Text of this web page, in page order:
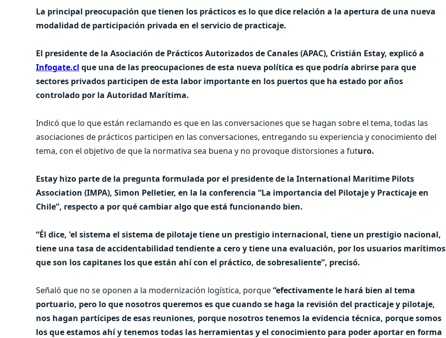
La principal preocupación que tienen los prácticos es lo que dice relación a la apertura de una nueva
modalidad de participación privada en el servicio de practicaje.
El presidente de la Asociación de Prácticos Autorizados de Canales (APAC), Cristián Estay, explicó a
Infogate.cl que una de las preocupaciones de esta nueva política es que podría abrirse para que
sectores privados participen de esta labor importante en los puertos que ha estado por años
controlado por la Autoridad Marítima.
Indicó que lo que están reclamando es que en las conversaciones que se hagan sobre el tema, todas las
asociaciones de prácticos participen en las conversaciones, entregando su experiencia y conocimiento del
tema, con el objetivo de que la normativa sea buena y no provoque distorsiones a futuro.
Estay hizo parte de la pregunta formulada por el presidente de la International Maritime Pilots
Association (IMPA), Simon Pelletier, en la la conferencia “La importancia del Pilotaje y Practicaje en
Chile”, respecto a por qué cambiar algo que está funcionando bien.
“Él dice, 'el sistema el sistema de pilotaje tiene un prestigio internacional, tiene un prestigio nacional,
tiene una tasa de accidentabilidad tendiente a cero y tiene una evaluación, por los usuarios marítimos
que son los capitanes los que están ahí con el práctico, de sobresaliente”, precisó.
Señaló que no se oponen a la modernización logística, porque“efectivamente le hará bien al tema
portuario, pero lo que nosotros queremos es que cuando se haga la revisión del practicaje y pilotaje,
nos hagan partícipes de esas reuniones, porque nosotros tenemos la evidencia técnica, porque somos
los que estamos ahí y tenemos todas las herramientas y el conocimiento para poder aportar en forma